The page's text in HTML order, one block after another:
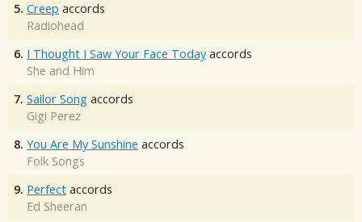
5. Creep accords
Radiohead
6. I Thought I Saw Your Face Today accords
She and Him
7. Sailor Song accords
Gigi Perez
8. You Are My Sunshine accords
Folk Songs
9. Perfect accords
Ed Sheeran